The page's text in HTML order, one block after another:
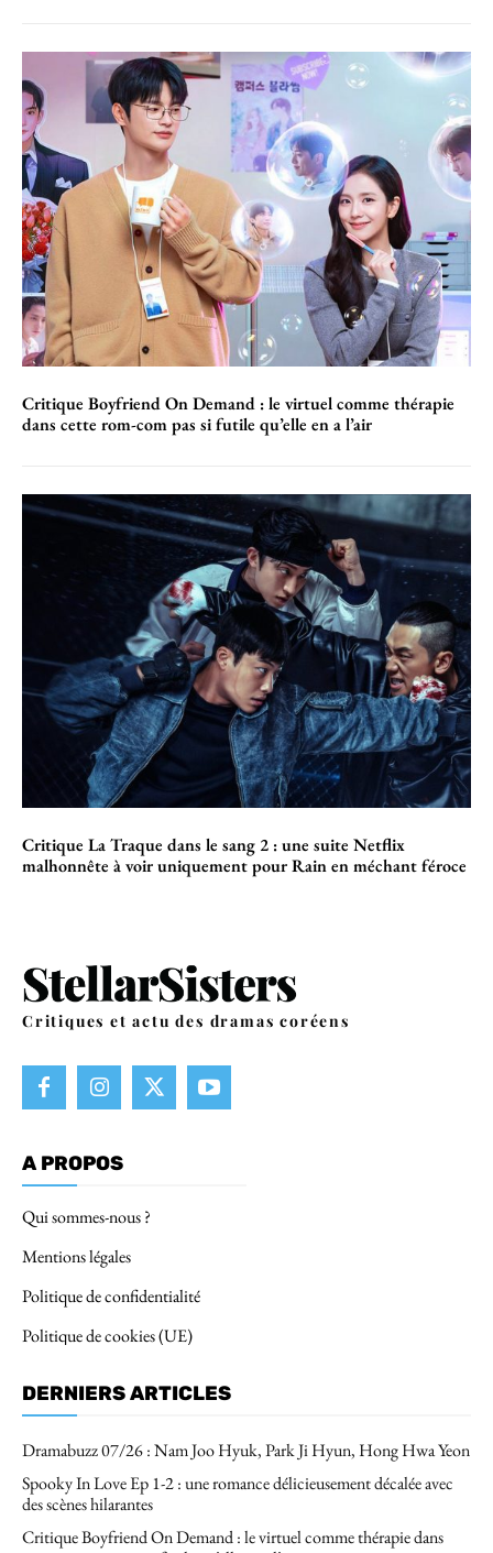
Critique Boyfriend On Demand : le virtuel comme thérapie
dans cette rom-com pas si futile qu’elle en a l’air
Critique La Traque dans le sang 2 : une suite Netflix
malhonnête à voir uniquement pour Rain en méchant féroce
Critiques et actu des dramas coréens
A PROPOS
Qui sommes-nous ?
Mentions légales
Politique de confidentialité
Politique de cookies (UE)
DERNIERS ARTICLES
Dramabuzz 07/26 : Nam Joo Hyuk, Park Ji Hyun, Hong Hwa Yeon
Spooky In Love Ep 1-2 : une romance délicieusement décalée avec
des scènes hilarantes
Critique Boyfriend On Demand : le virtuel comme thérapie dans